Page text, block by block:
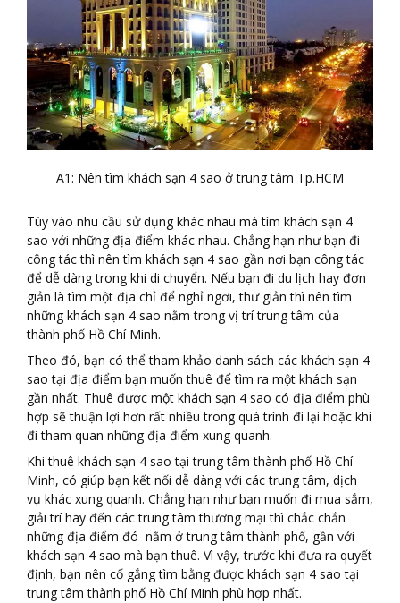
A1: Nên tìm khách sạn 4 sao ở trung tâm Tp.HCM
Tùy vào nhu cầu sử dụng khác nhau mà tìm khách sạn 4
sao với những địa điểm khác nhau. Chẳng hạn như bạn đi
công tác thì nên tìm khách sạn 4 sao gần nơi bạn công tác
để dễ dàng trong khi di chuyển. Nếu bạn đi du lịch hay đơn
giản là tìm một địa chỉ để nghỉ ngơi, thư giản thì nên tìm
những khách sạn 4 sao nằm trong vị trí trung tâm của
thành phố Hồ Chí Minh.
Theo đó, bạn có thể tham khảo danh sách các khách sạn 4
sao tại địa điểm bạn muốn thuê để tìm ra một khách sạn
gần nhất. Thuê được một khách sạn 4 sao có địa điểm phù
hợp sẽ thuận lợi hơn rất nhiều trong quá trình đi lại hoặc khi
đi tham quan những địa điểm xung quanh.
Khi thuê khách sạn 4 sao tại trung tâm thành phố Hồ Chí
Minh, có giúp bạn kết nối dễ dàng với các trung tâm, dịch
vụ khác xung quanh. Chẳng hạn như bạn muốn đi mua sắm,
giải trí hay đến các trung tâm thương mại thì chắc chắn
những địa điểm đó nằm ở trung tâm thành phố, gần với
khách sạn 4 sao mà bạn thuê. Vì vậy, trước khi đưa ra quyết
định, bạn nên cố gắng tìm bằng được khách sạn 4 sao tại
trung tâm thành phố Hồ Chí Minh phù hợp nhất.